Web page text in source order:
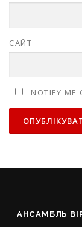
САЙТ
NOTIFY ME
АНСАМБЛЬ